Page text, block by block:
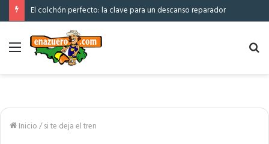
El colchón perfecto: la clave para un descanso reparador
Menú
Inicio/si te deja el tren